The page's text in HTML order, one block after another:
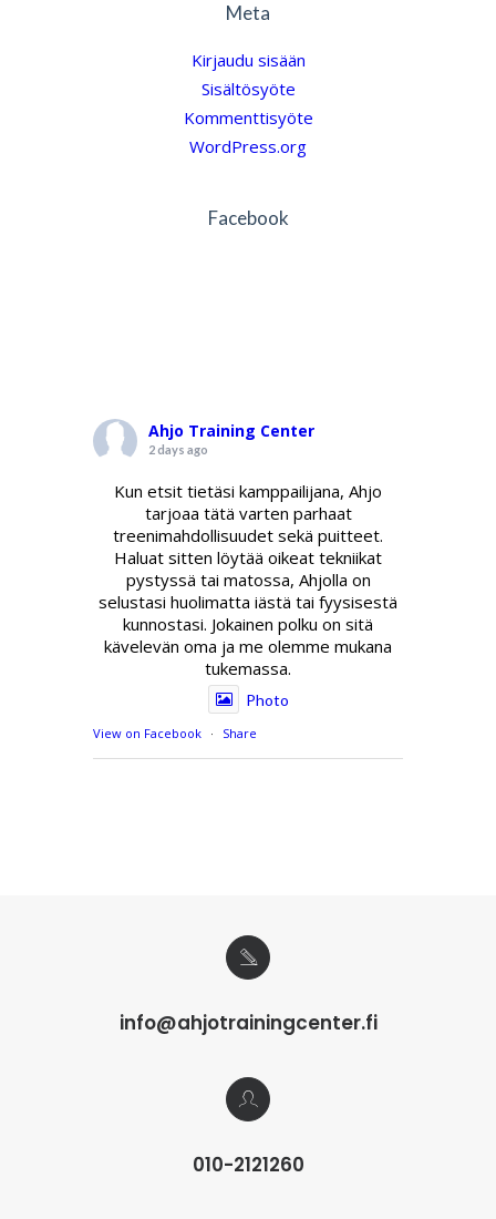
Meta
Kirjaudu sisään
Sisältösyöte
Kommenttisyöte
WordPress.org
Facebook
Ahjo Training Center
2 days ago
Kun etsit tietäsi kamppailijana, Ahjo
tarjoaa tätä varten parhaat
treenimahdollisuudet sekä puitteet.
Haluat sitten löytää oikeat tekniikat
pystyssä tai matossa, Ahjolla on
selustasi huolimatta iästä tai fyysisestä
kunnostasi. Jokainen polku on sitä
kävelevän oma ja me olemme mukana
tukemassa.
Photo
View on Facebook · Share
info@ahjotrainingcenter.fi
010-2121260